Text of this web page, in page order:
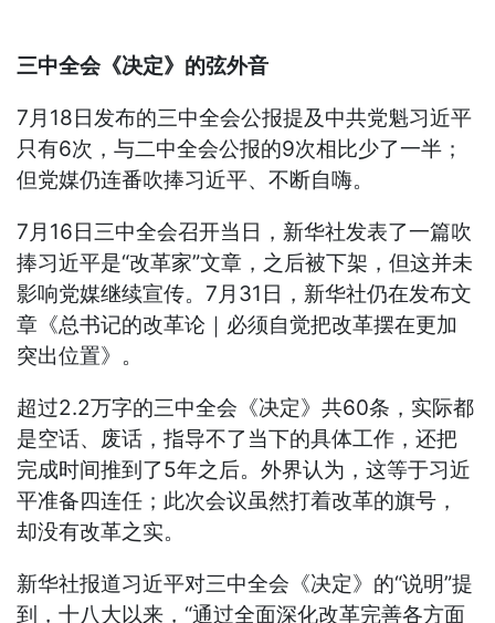
三中全会《决定》的弦外音
7月18日发布的三中全会公报提及中共党魁习近平
只有6次，与二中全会公报的9次相比少了一半；
但党媒仍连番吹捧习近平、不断自嗨。
7月16日三中全会召开当日，新华社发表了一篇吹
捧习近平是“改革家”文章，之后被下架，但这并未
影响党媒继续宣传。7月31日，新华社仍在发布文
章《总书记的改革论｜必须自觉把改革摆在更加
突出位置》。
超过2.2万字的三中全会《决定》共60条，实际都
是空话、废话，指导不了当下的具体工作，还把
完成时间推到了5年之后。外界认为，这等于习近
平准备四连任；此次会议虽然打着改革的旗号，
却没有改革之实。
新华社报道习近平对三中全会《决定》的“说明”提
到，十八大以来，“通过全面深化改革完善各方面